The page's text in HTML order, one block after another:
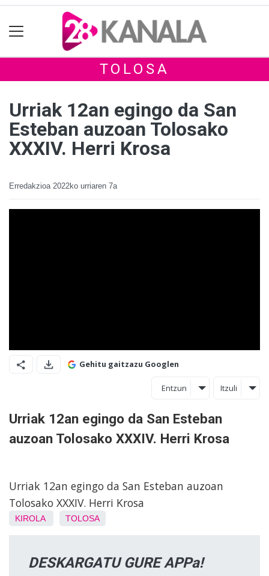
TOLOSA
Urriak 12an egingo da San
Esteban auzoan Tolosako
XXXIV. Herri Krosa
Erredakzioa 2022ko urriaren 7a
Gehitu gaitzazu Googlen
Entzun Itzuli
Urriak 12an egingo da San Esteban
auzoan Tolosako XXXIV. Herri Krosa
Urriak 12an egingo da San Esteban auzoan
Tolosako XXXIV. Herri Krosa
KIROLA TOLOSA
DESKARGATU GURE APPa!